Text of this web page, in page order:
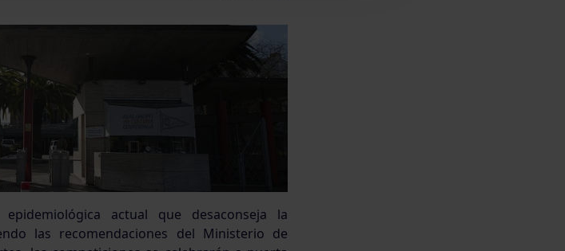
actual que desaconseja la
las recomendaciones del Ministerio de